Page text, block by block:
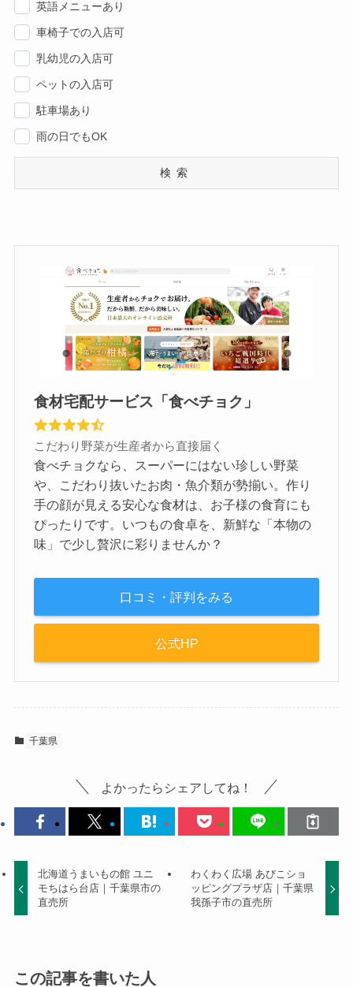
英語メニューあり
車椅子での入店可
乳幼児の入店可
ペットの入店可
駐車場あり
雨の日でもOK
検索
食材宅配サービス「食べチョク」
こだわり野菜が生産者から直接届く
食べチョクなら、スーパーにはない珍しい野菜
や、こだわり抜いたお肉・魚介類が勢揃い。作り
手の顔が見える安心な食材は、お子様の食育にも
ぴったりです。いつもの食卓を、新鮮な「本物の
味」で少し贅沢に彩りませんか？
口コミ・評判をみる
公式HP
千葉県
よかったらシェアしてね！
北海道うまいもの館 ユニ
モちはら台店｜千葉県市の
直売所
わくわく広場 あびこショ
ッピングプラザ店｜千葉県
我孫子市の直売所
この記事を書いた人